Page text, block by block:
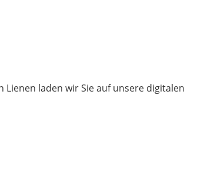
laden wir Sie auf unsere digitalen